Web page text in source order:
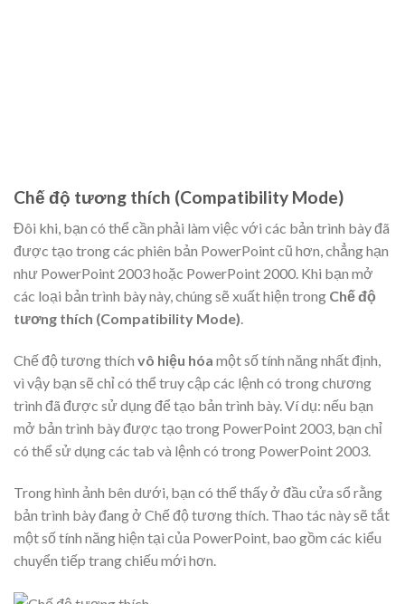
Chế độ tương thích (Compatibility Mode)
Đôi khi, bạn có thể cần phải làm việc với các bản trình bày đã
được tạo trong các phiên bản PowerPoint cũ hơn, chẳng hạn
như PowerPoint 2003 hoặc PowerPoint 2000. Khi bạn mở
các loại bản trình bày này, chúng sẽ xuất hiện trong Chế độ
tương thích (Compatibility Mode).
Chế độ tương thích vô hiệu hóa một số tính năng nhất định,
vì vậy bạn sẽ chỉ có thể truy cập các lệnh có trong chương
trình đã được sử dụng để tạo bản trình bày. Ví dụ: nếu bạn
mở bản trình bày được tạo trong PowerPoint 2003, bạn chỉ
có thể sử dụng các tab và lệnh có trong PowerPoint 2003.
Trong hình ảnh bên dưới, bạn có thể thấy ở đầu cửa sổ rằng
bản trình bày đang ở Chế độ tương thích. Thao tác này sẽ tắt
một số tính năng hiện tại của PowerPoint, bao gồm các kiểu
chuyển tiếp trang chiếu mới hơn.